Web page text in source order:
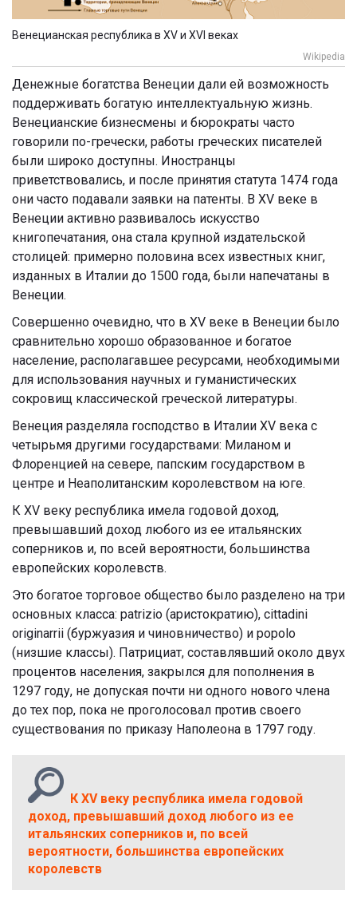
Венецианская республика в XV и XVI веках
Wikipedia
Денежные богатства Венеции дали ей возможность
поддерживать богатую интеллектуальную жизнь.
Венецианские бизнесмены и бюрократы часто
говорили по-гречески, работы греческих писателей
были широко доступны. Иностранцы
приветствовались, и после принятия статута 1474 года
они часто подавали заявки на патенты. В XV веке в
Венеции активно развивалось искусство
книгопечатания, она стала крупной издательской
столицей: примерно половина всех известных книг,
изданных в Италии до 1500 года, были напечатаны в
Венеции.
Совершенно очевидно, что в XV веке в Венеции было
сравнительно хорошо образованное и богатое
население, располагавшее ресурсами, необходимыми
для использования научных и гуманистических
сокровищ классической греческой литературы.
Венеция разделяла господство в Италии XV века с
четырьмя другими государствами: Миланом и
Флоренцией на севере, папским государством в
центре и Неаполитанским королевством на юге.
К XV веку республика имела годовой доход,
превышавший доход любого из ее итальянских
соперников и, по всей вероятности, большинства
европейских королевств.
Это богатое торговое общество было разделено на три
основных класса: patrizio (аристократию), cittadini
originarrii (буржуазия и чиновничество) и popolo
(низшие классы). Патрициат, составлявший около двух
процентов населения, закрылся для пополнения в
1297 году, не допуская почти ни одного нового члена
до тех пор, пока не проголосовал против своего
существования по приказу Наполеона в 1797 году.
К XV веку республика имела годовой
доход, превышавший доход любого из ее
итальянских соперников и, по всей
вероятности, большинства европейских
королевств